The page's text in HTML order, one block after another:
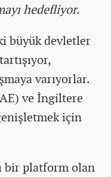
hedefliyor.
büyük devletler
varıyorlar.
ve İngiltere
için
bir platform olan